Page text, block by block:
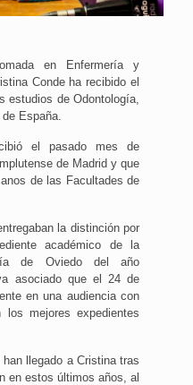
en Enfermería y
Conde ha recibido el
estudios de Odontología,
España.
el pasado mes de
de Madrid y que
de las Facultades de
la distinción por
académico de la
de Oviedo del año
asociado que el 24 de
en una audiencia con
mejores expedientes
llegado a Cristina tras
en estos últimos años, al